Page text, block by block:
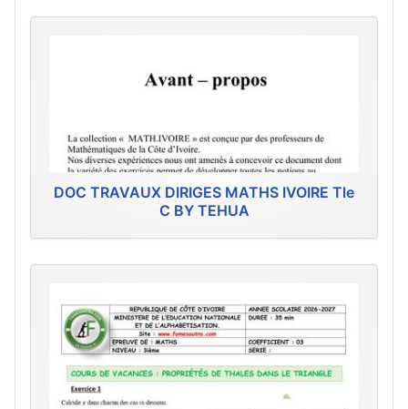
DOC TRAVAUX DIRIGES MATHS IVOIRE Tle
C BY TEHUA